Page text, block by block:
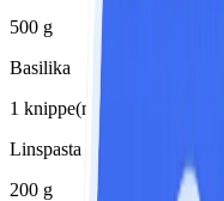
500 g
Basilika
1 knippe(n)
Linspasta okokt (100%
200 g